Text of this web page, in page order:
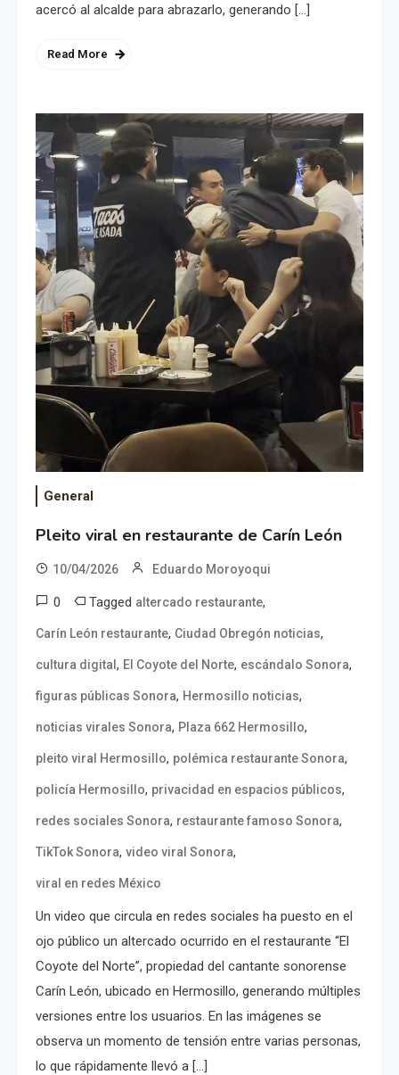
acercó al alcalde para abrazarlo, generando […]
Read More
General
Pleito viral en restaurante de Carín León
10/04/2026 Eduardo Moroyoqui
0 Tagged altercado restaurante,
Carín León restaurante, Ciudad Obregón noticias,
cultura digital , El Coyote del Norte, escándalo Sonora,
figuras públicas Sonora, Hermosillo noticias,
noticias virales Sonora, Plaza 662 Hermosillo,
pleito viral Hermosillo, polémica restaurante Sonora,
policía Hermosillo, privacidad en espacios públicos,
redes sociales Sonora, restaurante famoso Sonora,
TikTok Sonora, video viral Sonora,
viral en redes México
Un video que circula en redes sociales ha puesto en el
ojo público un altercado ocurrido en el restaurante “El
Coyote del Norte”, propiedad del cantante sonorense
Carín León, ubicado en Hermosillo, generando múltiples
versiones entre los usuarios. En las imágenes se
observa un momento de tensión entre varias personas,
lo que rápidamente llevó a […]